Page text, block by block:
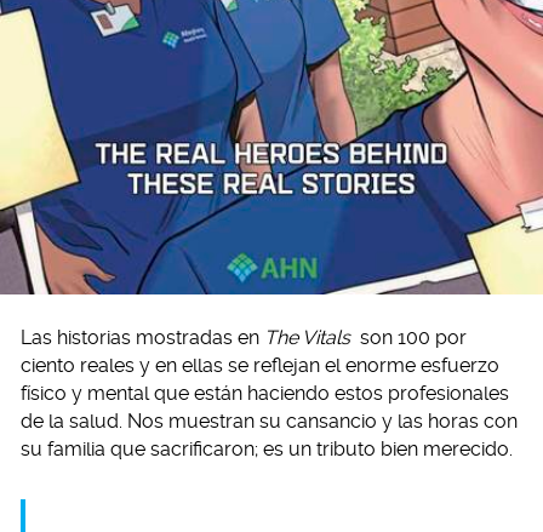
Las historias mostradas en The Vitals son 100 por
ciento reales y en ellas se reflejan el enorme esfuerzo
físico y mental que están haciendo estos profesionales
de la salud. Nos muestran su cansancio y las horas con
su familia que sacrificaron; es un tributo bien merecido.